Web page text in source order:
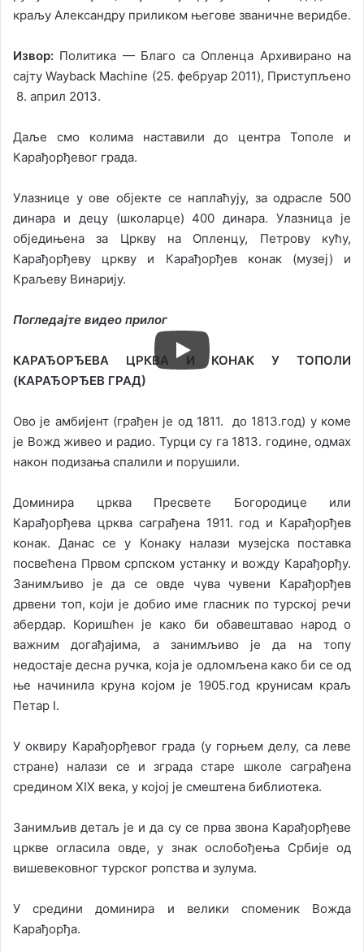
краљу Александру приликом његове званичне веридбе.
Извор: Политика — Благо са Опленца Архивирано на
сајту Wayback Machine (25. фебруар 2011), Приступљено
8. април 2013.
Даље смо колима наставили до центра Тополе и
Карађорђевог града.
Улазнице у ове објекте се наплаћују, за одрасле 500
динара и децу (школарце) 400 динара. Улазница је
обједињена за Цркву на Опленцу, Петрову кућу,
Карађорђеву цркву и Карађорђев конак (музеј) и
Краљеву Винарију.
Погледајте видео прилог
КАРАЂОРЂЕВА ЦРКВА И КОНАК У ТОПОЛИ
(КАРАЂОРЂЕВ ГРАД)
Ово је амбијент (грађен је од 1811. до 1813.год) у коме
је Вожд живео и радио. Турци су га 1813. године, одмах
након подизања спалили и порушили.
Доминира црква Пресвете Богородице или
Карађорђева црква саграђена 1911. год и Карађорђев
конак. Данас се у Конаку налази музејска поставка
посвећена Првом српском устанку и вожду Карађорђу.
Занимљиво је да се овде чува чувени Карађорђев
дрвени топ, који је добио име гласник по турској речи
абердар. Коришћен је како би обавештавао народ о
важним догађајима, а занимљиво је да на топу
недостаје десна ручка, која је одломљена како би се од
ње начинила круна којом је 1905.год крунисам краљ
Петар I.
У оквиру Карађорђевог града (у горњем делу, са леве
стране) налази се и зграда старе школе саграђена
средином XIX века, у којој је смештена библиотека.
Занимљив детаљ је и да су се прва звона Карађорђеве
цркве огласила овде, у знак ослобођења Србије од
вишевековног турског ропства и зулума.
У средини доминира и велики споменик Вожда
Карађорђа.